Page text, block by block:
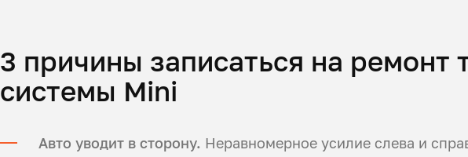
3 причины записаться на ремонт
системы Mini
Авто уводит в сторону. Неравномерное усилие слева и